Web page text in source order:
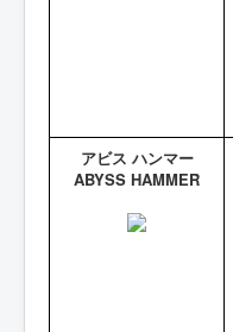
アビス ハンマー
ABYSS HAMMER